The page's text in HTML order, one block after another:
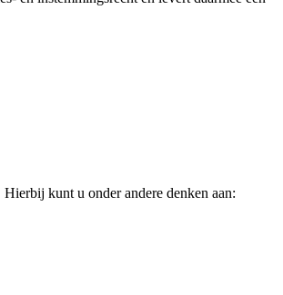
kunt u onder andere denken aan: